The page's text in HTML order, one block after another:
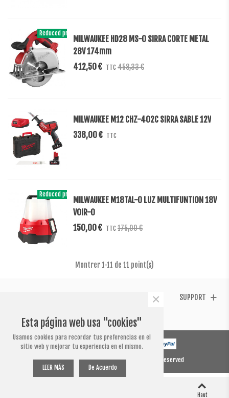
Reduced price-10%
MILWAUKEE HD28 MS-0 SIRRA CORTE METAL
28V 174mm
412,50 € TTC 458,33 €
MILWAUKEE M12 CHZ-402C SIRRA SABLE 12V
338,00 € TTC
Reduced price-25,00 €
MILWAUKEE M18TAL-0 LUZ MULTIFUNTION 18V
VOIR-0
150,00 € TTC 175,00 €
Montrer1-11 de 11 point(s)
TÉMOIGNAGES SUPPORT
© 2020 Powered by Presta Shop™. All Rights Reserved
Haut
Esta página web usa "cookies"
Usamos cookies para recordar tus preferencias en el
sitio web y mejorar tu experiencia en el mismo.
LEER MÁS De Acuerdo
×